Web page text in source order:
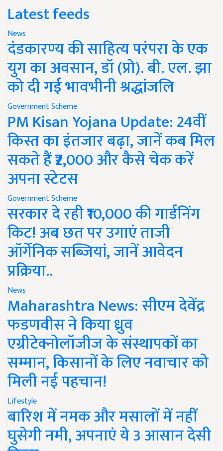
Latest feeds
News
दंडकारण्य की साहित्य परंपरा के एक
युग का अवसान, डॉ (प्रो). बी. एल. झा
को दी गई भावभीनी श्रद्धांजलि
Government Scheme
PM Kisan Yojana Update: 24वीं
किस्त का इंतजार बढ़ा, जानें कब मिल
सकते हैं ₹2,000 और कैसे चेक करें
अपना स्टेटस
Government Scheme
सरकार दे रही ₹10,000 की गार्डनिंग
किट! अब छत पर उगाएं ताजी
ऑर्गेनिक सब्जियां, जानें आवेदन
प्रक्रिया..
News
Maharashtra News: सीएम देवेंद्र
फडणवीस ने किया ध्रुव
एग्रीटेक्नोलॉजीज के संस्थापकों का
सम्मान, किसानों के लिए नवाचार को
मिली नई पहचान!
Lifestyle
बारिश में नमक और मसालों में नहीं
घुसेगी नमी, अपनाएं ये 3 आसान देसी